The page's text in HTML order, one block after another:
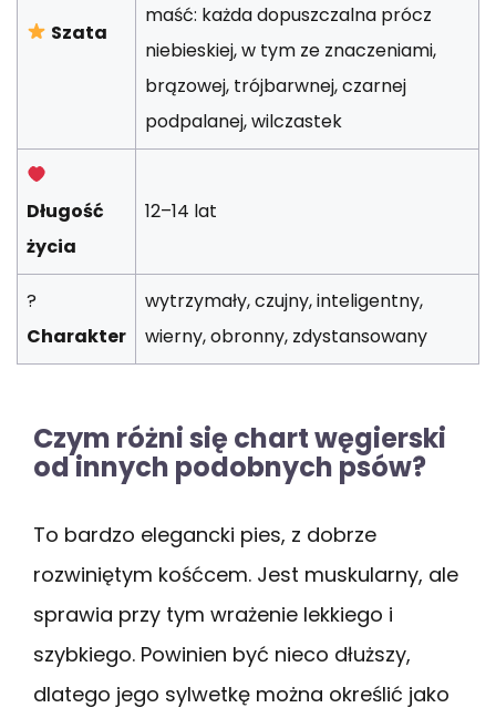
Szata
maść: każda dopuszczalna prócz
niebieskiej, w tym ze znaczeniami,
brązowej, trójbarwnej, czarnej
podpalanej, wilczastek
Długość
życia
12–14 lat
?
Charakter
wytrzymały, czujny, inteligentny,
wierny, obronny, zdystansowany
Czym różni się chart węgierski
od innych podobnych psów?
To bardzo elegancki pies, z dobrze
rozwiniętym kośćcem. Jest muskularny, ale
sprawia przy tym wrażenie lekkiego i
szybkiego. Powinien być nieco dłuższy,
dlatego jego sylwetkę można określić jako